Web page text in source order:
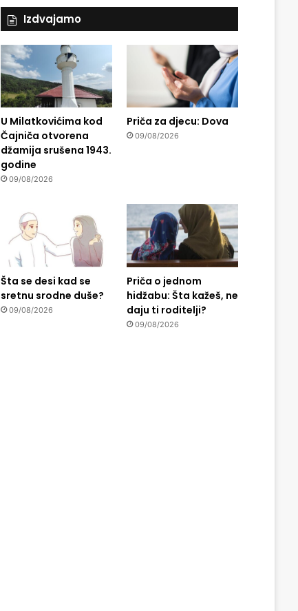
Izdvajamo
U Milatkovićima kod
Čajniča otvorena
džamija srušena 1943.
godine
09/08/2026
Priča za djecu: Dova
09/08/2026
Šta se desi kad se
sretnu srodne duše?
09/08/2026
Priča o jednom
hidžabu: Šta kažeš, ne
daju ti roditelji?
09/08/2026